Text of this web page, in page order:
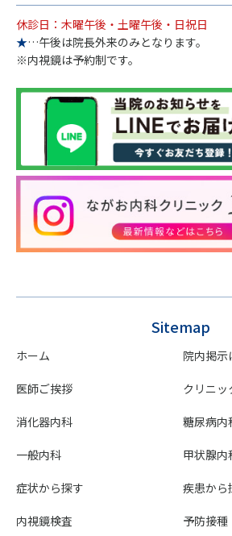
休診日：木曜午後・土曜午後・日祝日
★…午後は院長外来のみとなります。
※内視鏡は予約制です。
Sitemap
ホーム 院内掲示
医師ご挨拶 クリニッ
消化器内科 糖尿病内
一般内科 甲状腺内
症状から探す 疾患から
内視鏡検査 予防接種